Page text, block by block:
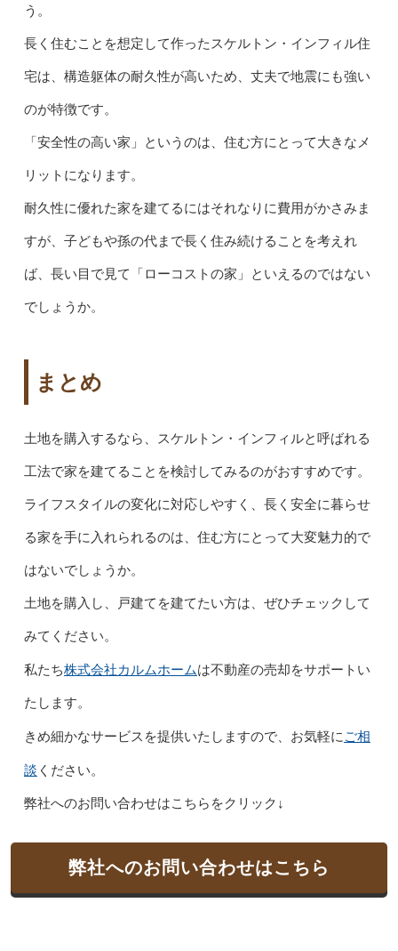
う。
長く住むことを想定して作ったスケルトン・インフィル住
宅は、構造躯体の耐久性が高いため、丈夫で地震にも強い
のが特徴です。
「安全性の高い家」というのは、住む方にとって大きなメ
リットになります。
耐久性に優れた家を建てるにはそれなりに費用がかさみま
すが、子どもや孫の代まで長く住み続けることを考えれ
ば、長い目で見て「ローコストの家」といえるのではない
でしょうか。
まとめ
土地を購入するなら、スケルトン・インフィルと呼ばれる
工法で家を建てることを検討してみるのがおすすめです。
ライフスタイルの変化に対応しやすく、長く安全に暮らせ
る家を手に入れられるのは、住む方にとって大変魅力的で
はないでしょうか。
土地を購入し、戸建てを建てたい方は、ぜひチェックして
みてください。
私たち株式会社カルムホームは不動産の売却をサポートい
たします。
きめ細かなサービスを提供いたしますので、お気軽に ご相
談 ください。
弊社へのお問い合わせはこちらをクリック↓
弊社へのお問い合わせはこちら